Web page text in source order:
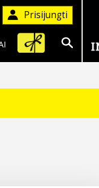
Prisijungti
Ieškoti